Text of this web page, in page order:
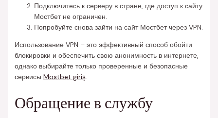
Подключитесь к серверу в стране, где доступ к сайту
Мостбет не ограничен.
Попробуйте снова зайти на сайт Мостбет через VPN.
Использование VPN – это эффективный способ обойти
блокировки и обеспечить свою анонимность в интернете,
однако выбирайте только проверенные и безопасные
сервисы Mostbet giriş.
Обращение в службу